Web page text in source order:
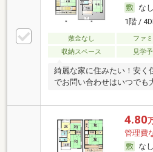
なし
1階 /
敷金なし ファ
収納スペース
見学
綺麗な家に住みたい！安く
でお問い合わせはいつでも
4.80
管理費
なし